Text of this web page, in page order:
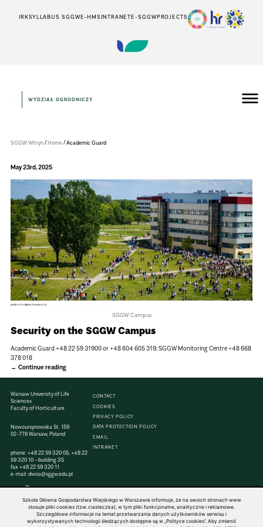
IRKSYLLABUS SGGWE-HMSINTRANETE-SGGWPROJECTS
WYDZIAŁ OGRODNICZY
SGGW Witryn/Home/Academic Guard
May 23rd, 2025
SGGW Campus
Security on the SGGW Campus
Academic Guard +48 22 59 31900 or +48 604 605 319; SGGW Monitoring Centre +48 668
378 018
Continue reading
Warsaw University of Life
Sciences
Faculty of Horticulture
Nowoursynowska St. 159
02-776 Warsaw, Poland
phone:+48 22 59 320 05,+48 22
59 320 10– building 35
fax +48 22 59 320 11
e-mail:dwoa@sggw.edu.pl
CONTACT
COOKIES
PRIVACY POLICY
DATA PROTECTION POLICY
EMAIL
INTRANET
© 1816–2026 SGGW — ALL RIGHTS RESERVED
Szkoła Główna Gospodarstwa Wiejskiego w Warszawie informuje, że na swoich stronach www
stosuje pliki cookies (tzw. ciasteczka), w tym pliki funkcjonalne, analityczne i reklamowe.
Szczegółowe informacje na temat przetwarzania danych użytkowników serwisu i
wykorzystywanych technologii śledzących dostępne są w „Polityce cookies”. Aby zmienić